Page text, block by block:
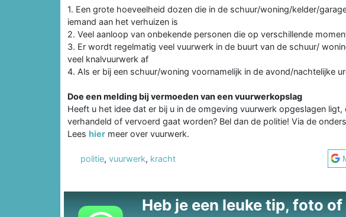
1. Een grote hoeveelheid dozen die in de schuur/woning/kelder/
iemand aan het verhuizen is
2. Veel aanloop van onbekende personen die op verschillende
3. Er wordt regelmatig veel vuurwerk in de buurt van de schuur/
veel knalvuurwerk af
4. Als er bij een schuur/woning voornamelijk in de avond/nachtelijke
Doe een melding bij vermoeden van een vuurwerkopslag
Heeft u het idee dat er bij u in de omgeving vuurwerk opgeslagen
verhandeld of vervoerd gaat worden? Bel dan de politie! Via de
Lees hier meer over vuurwerk.
politie, vuurwerk, kracht
Heb je een leuke tip, foto